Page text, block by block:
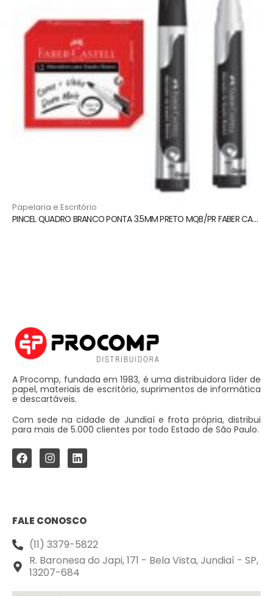
Papelaria e Escritório
PINCEL QUADRO BRANCO PONTA 3.5MM PRETO MQB/PR FABER CASTELL
A Procomp, fundada em 1983, é uma distribuidora líder de
papel, materiais de escritório, suprimentos de informática
e descartáveis.
Com sede na cidade de Jundiaí e frota própria, distribui
para mais de 5.000 clientes por todo Estado de São Paulo.
FALE CONOSCO
(11) 3379-5822
R. Baronesa do Japi, 171 - Bela Vista, Jundiaí - SP,
13207-684